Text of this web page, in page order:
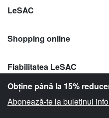
Obține până la 15%
Abonează-te la buletinul
LeSAC
Shopping online
Fiabilitatea LeSAC
Copyright © Le SAC s.r.l. | PI